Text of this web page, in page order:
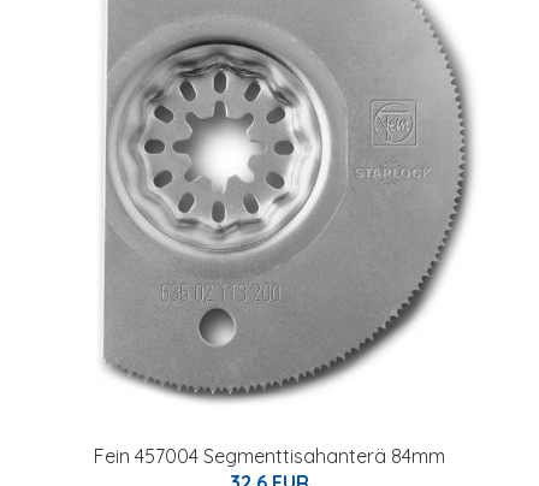
Fein 457004 Segmenttisahanterä 84mm